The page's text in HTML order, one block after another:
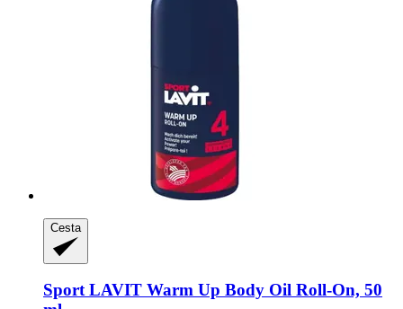
Cesta
Sport LAVIT Warm Up Body Oil Roll-​On, 50